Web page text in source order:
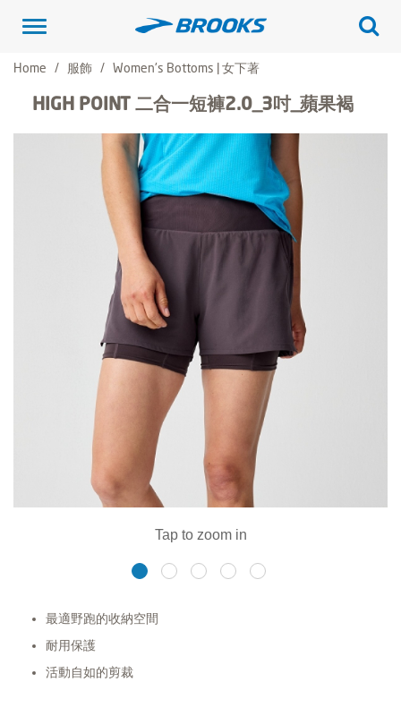
Toggle
Home
服飾 Women's Bottoms | 女下著
HIGH POINT 二合一短褲2.0_3吋_蘋果褐
最適野跑的收納空間
耐用保護
活動自如的剪裁